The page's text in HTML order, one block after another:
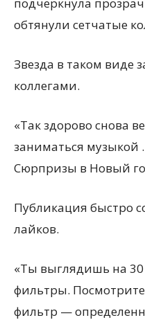
обтянули сетчатые
Звезда в таком виде
коллегами.
«Так здорово снова
заниматься
Сюрпризы в Новый
Публикация быстро
лайков.
«Ты выглядишь на 30
фильтры.
фильтр —